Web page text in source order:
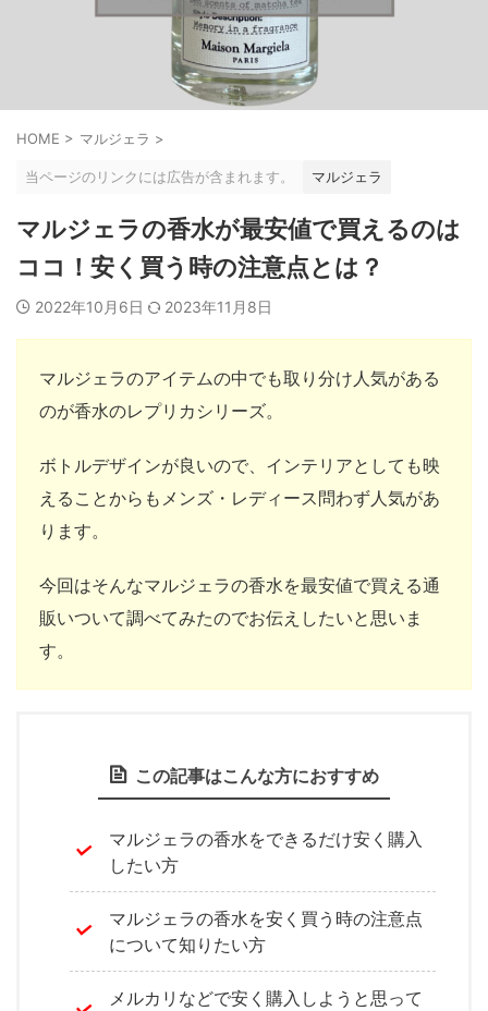
HOME > マルジェラ >
当ページのリンクには広告が含まれます。 マルジェラ
マルジェラの香水が最安値で買えるのは
ココ！安く買う時の注意点とは？
2022年10月6日 2023年11月8日
マルジェラのアイテムの中でも取り分け人気がある
のが香水のレプリカシリーズ。
ボトルデザインが良いので、インテリアとしても映
えることからもメンズ・レディース問わず人気があ
ります。
今回はそんなマルジェラの香水を最安値で買える通
販いついて調べてみたのでお伝えしたいと思いま
す。
この記事はこんな方におすすめ
マルジェラの香水をできるだけ安く購入
したい方
マルジェラの香水を安く買う時の注意点
について知りたい方
メルカリなどで安く購入しようと思って